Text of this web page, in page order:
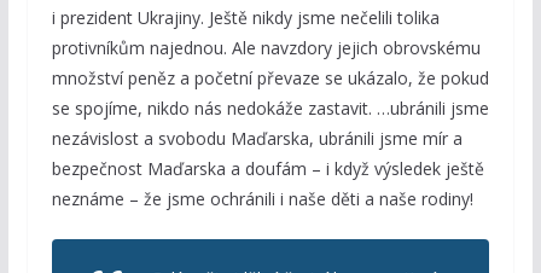
i prezident Ukrajiny. Ještě nikdy jsme nečelili tolika
protivníkům najednou. Ale navzdory jejich obrovskému
množství peněz a početní převaze se ukázalo, že pokud
se spojíme, nikdo nás nedokáže zastavit. …ubránili jsme
nezávislost a svobodu Maďarska, ubránili jsme mír a
bezpečnost Maďarska a doufám – i když výsledek ještě
neznáme – že jsme ochránili i naše děti a naše rodiny!